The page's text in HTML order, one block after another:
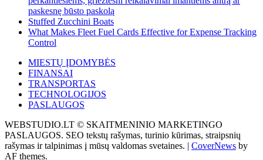
paskesnę būsto paskolą
Stuffed Zucchini Boats
What Makes Fleet Fuel Cards Effective for Expense Tracking
Control
MIESTŲ ĮDOMYBĖS
FINANSAI
TRANSPORTAS
TECHNOLOGIJOS
PASLAUGOS
WEBSTUDIO.LT © SKAITMENINIO MARKETINGO
PASLAUGOS. SEO tekstų rašymas, turinio kūrimas, straipsnių
rašymas ir talpinimas į mūsų valdomas svetaines. | CoverNews by
AF themes.